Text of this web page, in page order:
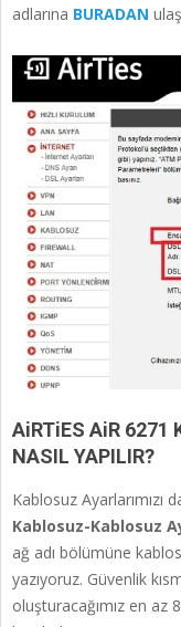
adlarına BURADAN
AiRTiES AiR 6271
NASIL YAPILIR?
Kablosuz Ayarlarımızı
Kablosuz-Kablosuz
ağ adı bölümüne
yazıyoruz. Güvenlik
oluşturacağımız en az